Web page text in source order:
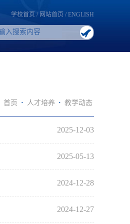
学校首页 / 网站首页 / ENGLISH
首页 · 人才培养 · 教学动态
2025-12-03
2025-05-13
2024-12-28
2024-12-27